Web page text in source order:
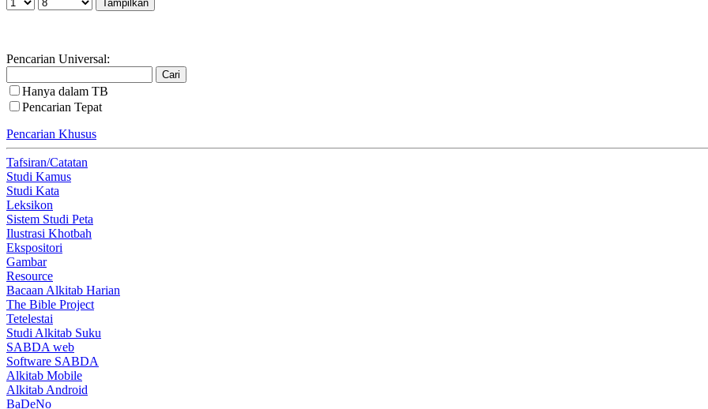
Pencarian Universal:
Hanya dalam TB
Pencarian Tepat
Pencarian Khusus
Tafsiran/Catatan
Studi Kamus
Studi Kata
Leksikon
Sistem Studi Peta
Ilustrasi Khotbah
Ekspositori
Gambar
Resource
Bacaan Alkitab Harian
The Bible Project
Tetelestai
Studi Alkitab Suku
SABDA web
Software SABDA
Alkitab Mobile
Alkitab Android
BaDeNo